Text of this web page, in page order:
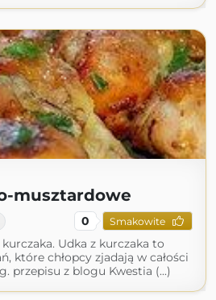
musztardowe
0 Smakowite
Udka z kurczaka to
które chłopcy zjadają w całości
przepisu z blogu Kwestia (...)